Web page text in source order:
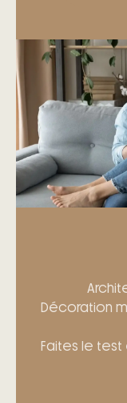
Décoration
Faites le test